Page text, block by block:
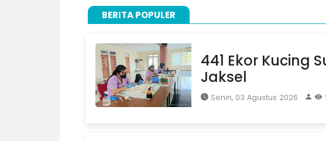
BERITA POPULER
441 Ekor Kucing
Jaksel
Senin, 03 Agustus 2026